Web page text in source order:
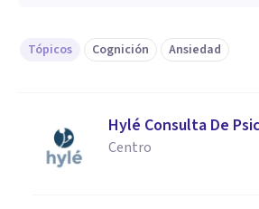
Tópicos Cognición Ansiedad
Hylé Consulta De
Centro